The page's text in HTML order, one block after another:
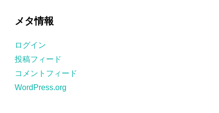
ー
メタ情報
ログイン
投稿フィード
コメントフィード
WordPress.org